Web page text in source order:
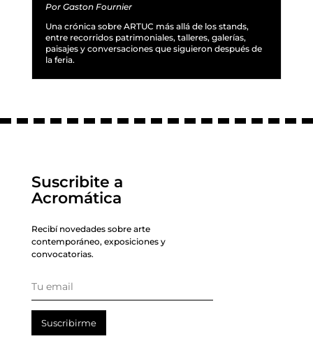
Por Gaston Fournier
Una crónica sobre ARTUC más allá de los stands,
entre recorridos patrimoniales, talleres, galerías,
paisajes y conversaciones que siguieron después de
la feria.
Suscribite a
Acromática
Recibí novedades sobre arte
contemporáneo, exposiciones y
convocatorias.
Suscribirme